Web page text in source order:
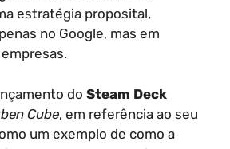
estratégia proposital,
no Google, mas em
do Steam Deck
Cube, em referência ao seu
um exemplo de como a